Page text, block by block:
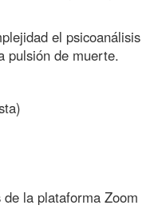
el psicoanálisis
pulsión de muerte.
la plataforma Zoom